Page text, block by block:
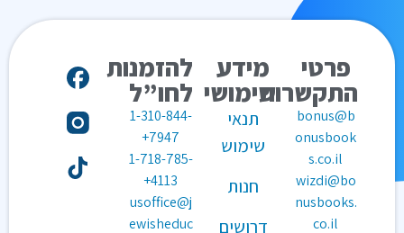
פרטי
התקשרות
bonus@b
onusbook
s.co.il
wizdi@bo
nusbooks.
co.il
מידע
שימושי
תנאי
שימוש
חנות
דרושים
להזמנות
לחו”ל
1-310-844-
7947+
1-718-785-
4113+
usoffice@j
ewisheduc